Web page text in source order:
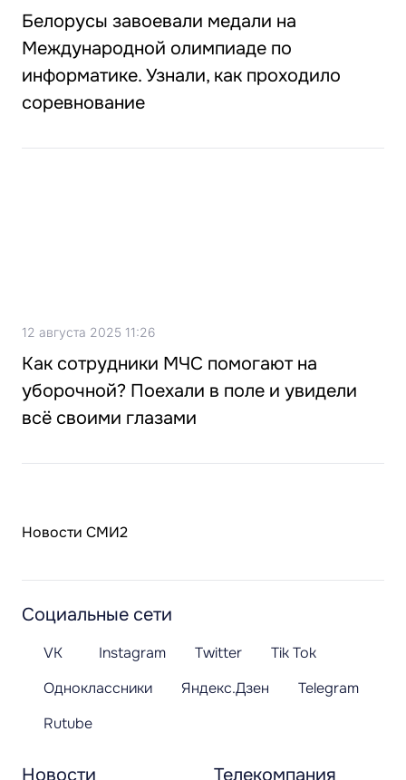
Белорусы завоевали медали на
Международной олимпиаде по
информатике. Узнали, как проходило
соревнование
12 августа 2025 11:26
Как сотрудники МЧС помогают на
уборочной? Поехали в поле и увидели
всё своими глазами
Новости СМИ2
Новости Телекомпания
Социальные сети
VK Instagram Twitter
Tik Tok
Одноклассники
Яндекс.Дзен
Telegram
Rutube